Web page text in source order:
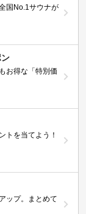
国No.1サウナが
お得な「特別価
トを当てよう！
ップ。まとめて